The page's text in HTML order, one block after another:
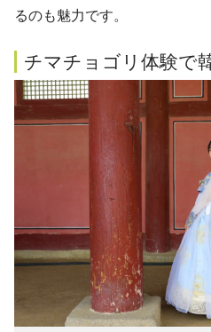
るのも魅力です。
チマチョゴリ体験で